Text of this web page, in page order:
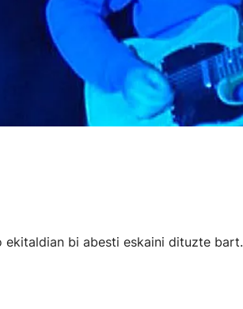
bi abesti eskaini dituzte bart.